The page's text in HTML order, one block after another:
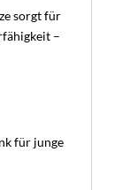
sorgt für
–
für junge